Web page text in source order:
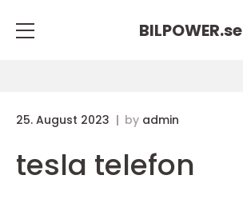
BILPOWER.se
25. August 2023 by admin
tesla telefon